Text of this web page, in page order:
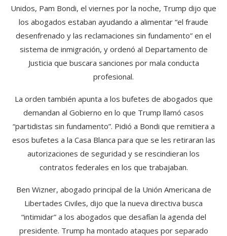
Unidos, Pam Bondi, el viernes por la noche, Trump dijo que
los abogados estaban ayudando a alimentar “el fraude
desenfrenado y las reclamaciones sin fundamento” en el
sistema de inmigración, y ordenó al Departamento de
Justicia que buscara sanciones por mala conducta
profesional.
La orden también apunta a los bufetes de abogados que
demandan al Gobierno en lo que Trump llamó casos
“partidistas sin fundamento”. Pidió a Bondi que remitiera a
esos bufetes a la Casa Blanca para que se les retiraran las
autorizaciones de seguridad y se rescindieran los
contratos federales en los que trabajaban.
Ben Wizner, abogado principal de la Unión Americana de
Libertades Civiles, dijo que la nueva directiva busca
“intimidar” a los abogados que desafían la agenda del
presidente. Trump ha montado ataques por separado